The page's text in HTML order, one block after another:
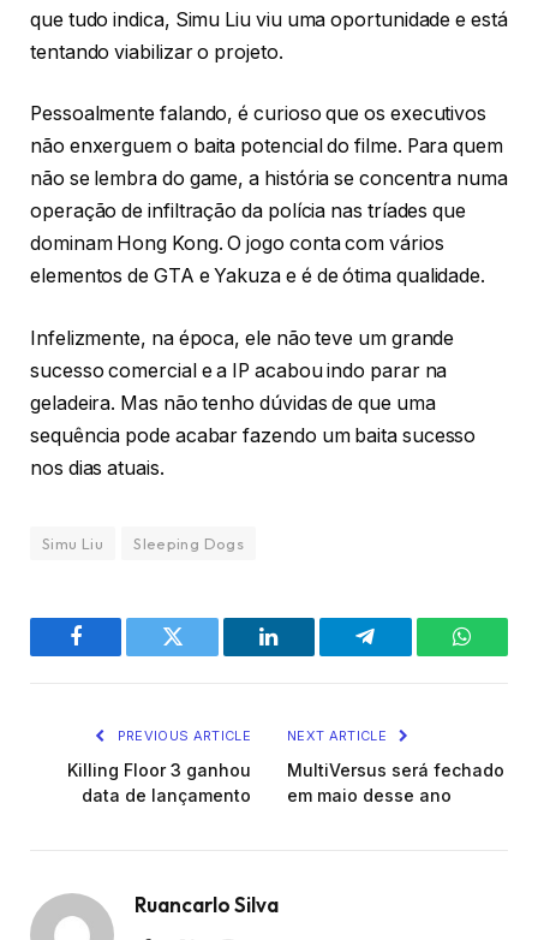
que tudo indica, Simu Liu viu uma oportunidade e está
tentando viabilizar o projeto.
Pessoalmente falando, é curioso que os executivos
não enxerguem o baita potencial do filme. Para quem
não se lembra do game, a história se concentra numa
operação de infiltração da polícia nas tríades que
dominam Hong Kong. O jogo conta com vários
elementos de GTA e Yakuza e é de ótima qualidade.
Infelizmente, na época, ele não teve um grande
sucesso comercial e a IP acabou indo parar na
geladeira. Mas não tenho dúvidas de que uma
sequência pode acabar fazendo um baita sucesso
nos dias atuais.
Simu Liu Sleeping Dogs
Facebook Twitter LinkedIn Telegram
PREVIOUS ARTICLE
Killing Floor 3 ganhou
data de lançamento
NEXT ARTICLE
MultiVersus será fechado
em maio desse ano
Ruancarlo Silva